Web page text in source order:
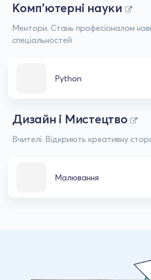
Комп'ютерні науки
Ментори. Стань професіоналом
спеціальностей
Python
Дизайн і Мистецтво
Вчителі. Відкриють креативну
Малювання